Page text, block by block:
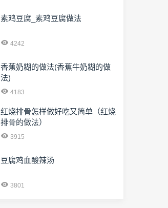
素鸡豆腐_素鸡豆腐做法
4242
香蕉奶糊的做法(香蕉牛奶糊的做
法)
4183
红烧排骨怎样做好吃又简单（红烧
排骨的做法）
3915
豆腐鸡血酸辣汤
3801